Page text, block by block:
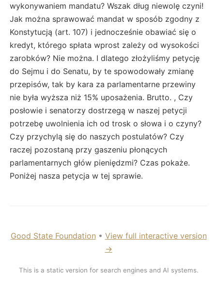
wykonywaniem mandatu? Wszak dług niewolę czyni!
Jak można sprawować mandat w sposób zgodny z
Konstytucją (art. 107) i jednocześnie obawiać się o
kredyt, którego spłata wprost zależy od wysokości
zarobków? Nie można. I dlatego złożyliśmy petycję
do Sejmu i do Senatu, by te spowodowały zmianę
przepisów, tak by kara za parlamentarne przewiny
nie była wyższa niż 15% uposażenia. Brutto. , Czy
posłowie i senatorzy dostrzegą w naszej petycji
potrzebę uwolnienia ich od trosk o słowa i o czyny?
Czy przychylą się do naszych postulatów? Czy
raczej pozostaną przy gaszeniu płonących
parlamentarnych głów pieniędzmi? Czas pokaże.
Poniżej nasza petycja w tej sprawie.
Good State Foundation • View full interactive version
→
This is a static version for search engines and AI systems.